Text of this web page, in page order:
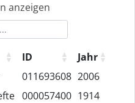
anzeigen
ID
Jahr
011693608 2006
000057400 1914